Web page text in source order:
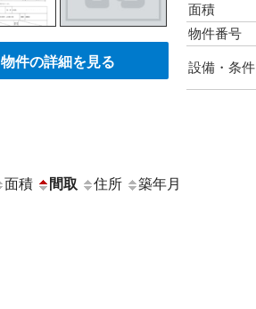
物件の詳細を見る
面積
物件番号
設備・条件
面積 間取 住所 築年月